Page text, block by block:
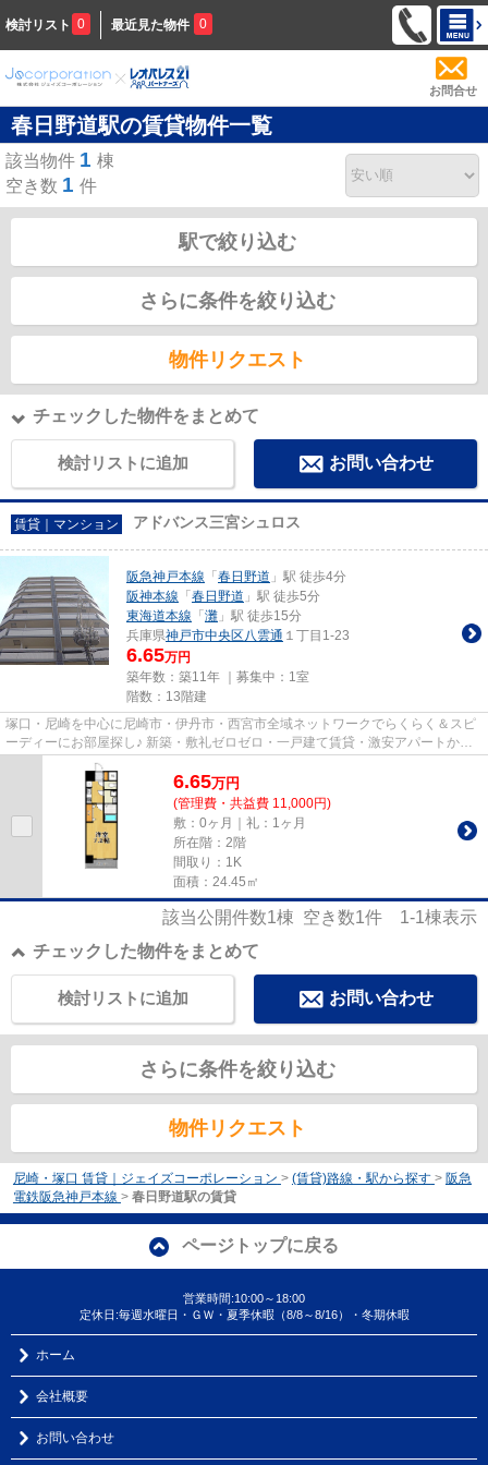
検討リスト 0 最近見た物件 0
お問合せ
春日野道駅の賃貸物件一覧
該当物件 1 棟
空き数 1 件
駅で絞り込む
さらに条件を絞り込む
物件リクエスト
チェックした物件をまとめて
検討リストに追加 お問い合わせ
賃貸｜マンション アドバンス三宮シュロス
阪急神戸本線 「 春日野道 」駅 徒歩4分
阪神本線 「 春日野道 」駅 徒歩5分
東海道本線 「 灘 」駅 徒歩15分
兵庫県神戸市中央区八雲通 １丁目1-23
6.65万円
築年数：築11年 ｜募集中： 1室
階数：13階建
塚口・尼崎を中心に尼崎市・伊丹市・西宮市全域ネットワークでらくらく＆スピ
ーディーにお部屋探し♪ 新築・敷礼ゼロゼロ・一戸建て賃貸・激安アパートから
分譲賃貸マンション、保証人...
6.65万円
(管理費・共益費 11,000円)
敷：0ヶ月｜礼：1ヶ月
所在階：2階
間取り：1K
面積：24.45㎡
該当公開件数1棟 空き数1件 1-1棟表示
チェックした物件をまとめて
お問い合わせ
検討リストに追加
さらに条件を絞り込む
物件リクエスト
尼崎・塚口 賃貸｜ジェイズコーポレーション > (賃貸)路線・駅から探す > 阪急
電鉄阪急神戸本線 > 春日野道駅の賃貸
ページトップに戻る
営業時間:10:00～18:00
定休日:毎週水曜日・ＧＷ・夏季休暇（8/8～8/16）・冬期休暇
ホーム
会社概要
お問い合わせ